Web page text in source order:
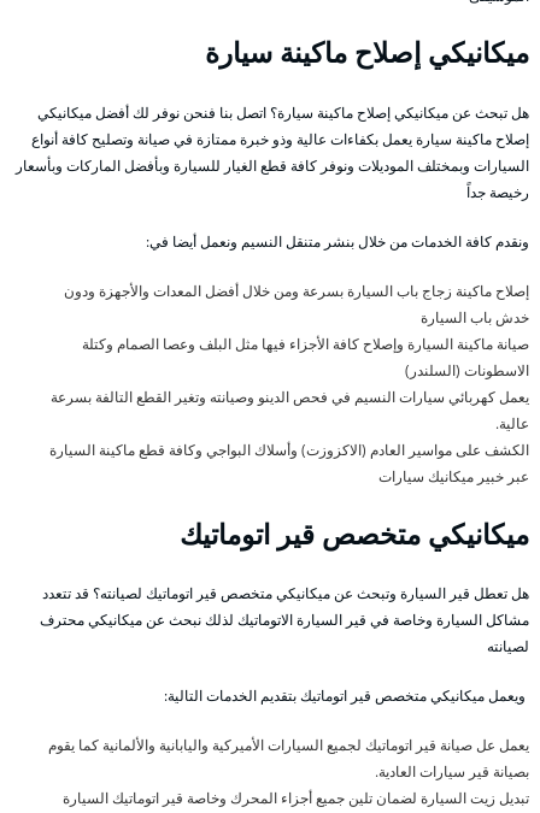
ميكانيكي إصلاح ماكينة سيارة
هل تبحث عن ميكانيكي إصلاح ماكينة سيارة؟ اتصل بنا فنحن نوفر لك أفضل ميكانيكي
إصلاح ماكينة سيارة يعمل بكفاءات عالية وذو خبرة ممتازة في صيانة وتصليح كافة أنواع
السيارات وبمختلف الموديلات ونوفر كافة قطع الغيار للسيارة وبأفضل الماركات وبأسعار
رخيصة جداً
ونقدم كافة الخدمات من خلال بنشر متنقل النسيم ونعمل أيضا في:
إصلاح ماكينة زجاج باب السيارة بسرعة ومن خلال أفضل المعدات والأجهزة ودون
خدش باب السيارة
صيانة ماكينة السيارة وإصلاح كافة الأجزاء فيها مثل البلف وعصا الصمام وكتلة
الاسطونات (السلندر)
يعمل كهربائي سيارات النسيم في فحص الدينو وصيانته وتغير القطع التالفة بسرعة
عالية.
الكشف على مواسير العادم (الاكزوزت) وأسلاك البواجي وكافة قطع ماكينة السيارة
عبر خبير ميكانيك سيارات
ميكانيكي متخصص قير اتوماتيك
هل تعطل قير السيارة وتبحث عن ميكانيكي متخصص قير اتوماتيك لصيانته؟ قد تتعدد
مشاكل السيارة وخاصة في قير السيارة الاتوماتيك لذلك نبحث عن ميكانيكي محترف
لصيانته
ويعمل ميكانيكي متخصص قير اتوماتيك بتقديم الخدمات التالية:
يعمل عل صيانة قير اتوماتيك لجميع السيارات الأميركية واليابانية والألمانية كما يقوم
بصيانة قير سيارات العادية.
تبديل زيت السيارة لضمان تلين جميع أجزاء المحرك وخاصة قير اتوماتيك السيارة